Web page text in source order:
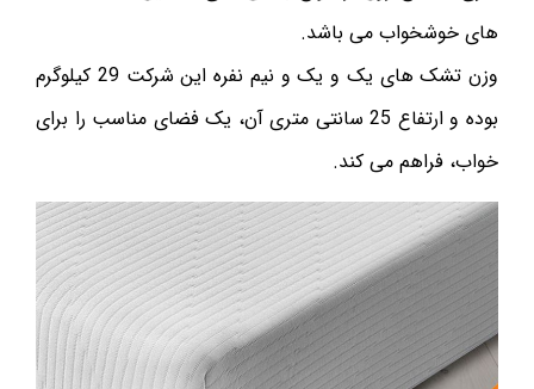
های خوشخواب می باشد.
وزن تشک های یک و یک و نیم نفره این شرکت 29 کیلوگرم
بوده و ارتفاع 25 سانتی متری آن، یک فضای مناسب را برای
خواب، فراهم می کند.